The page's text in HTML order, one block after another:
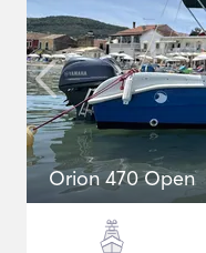
Orion 470 Open